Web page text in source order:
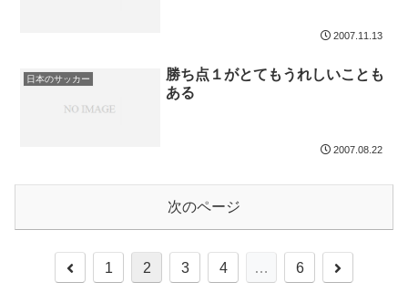
2007.11.13
日本のサッカー
勝ち点１がとてもうれしいことも
ある
2007.08.22
次のページ
1 2 3 4 … 6